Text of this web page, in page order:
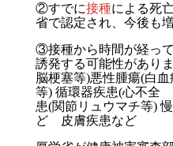
②すでに接種による死
省で認定され、 今後も
③接種から時間が経っ
誘発する可能性があり
脳梗塞等)悪性腫瘍(白
等) 循環器疾患(心不全
患(関節リュウマチ等)
ど 皮膚疾患など